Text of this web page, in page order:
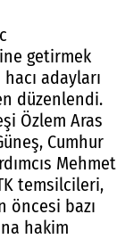
getirmek
adayları
düzenlendi.
Özlem Aras
Cumhur
Mehmet
temsilcileri,
öncesi bazı
hakim